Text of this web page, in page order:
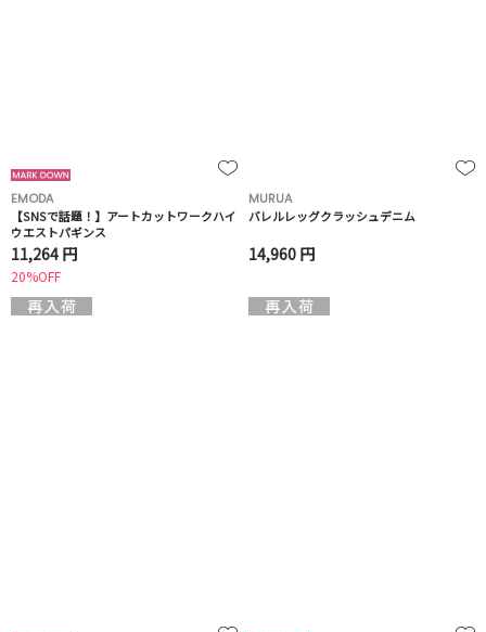
EMODA
【SNSで話題！】アートカットワークハイ
ウエストパギンス
11,264 円
20%OFF
MURUA
バレルレッグクラッシュデニム
14,960 円